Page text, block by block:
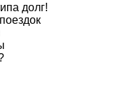
долг!